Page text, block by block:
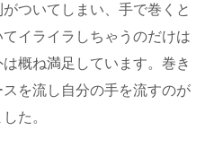
ついてしまい、手で巻くと
イライラしちゃうのだけは
概ね満足しています。巻き
を流し自分の手を流すのが
た。